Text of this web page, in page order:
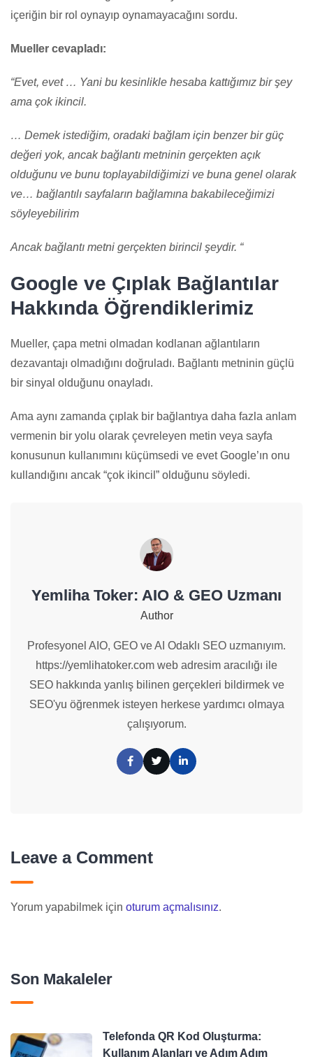
içeriğin bir rol oynayıp oynamayacağını sordu.
Mueller cevapladı:
“Evet, evet … Yani bu kesinlikle hesaba kattığımız bir şey
ama çok ikincil.
… Demek istediğim, oradaki bağlam için benzer bir güç
değeri yok, ancak bağlantı metninin gerçekten açık
olduğunu ve bunu toplayabildiğimizi ve buna genel olarak
ve… bağlantılı sayfaların bağlamına bakabileceğimizi
söyleyebilirim
Ancak bağlantı metni gerçekten birincil şeydir. “
Google ve Çıplak Bağlantılar
Hakkında Öğrendiklerimiz
Mueller, çapa metni olmadan kodlanan ağlantıların
dezavantajı olmadığını doğruladı. Bağlantı metninin güçlü
bir sinyal olduğunu onayladı.
Ama aynı zamanda çıplak bir bağlantıya daha fazla anlam
vermenin bir yolu olarak çevreleyen metin veya sayfa
konusunun kullanımını küçümsedi ve evet Google’ın onu
kullandığını ancak “çok ikincil” olduğunu söyledi.
Yemliha Toker: AIO & GEO Uzmanı
Author
Profesyonel AIO, GEO ve AI Odaklı SEO uzmanıyım.
https://yemlihatoker.com web adresim aracılığı ile
SEO hakkında yanlış bilinen gerçekleri bildirmek ve
SEO'yu öğrenmek isteyen herkese yardımcı olmaya
çalışıyorum.
Leave a Comment
Yorum yapabilmek için oturum açmalısınız.
Son Makaleler
Telefonda QR Kod Oluşturma:
Kullanım Alanları ve Adım Adım